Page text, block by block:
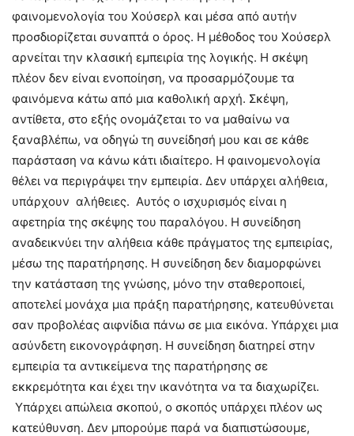
φαινομενολογία του Χούσερλ και μέσα από αυτήν
προσδιορίζεται συναπτά ο όρος. Η μέθοδος του Χούσερλ
αρνείται την κλασική εμπειρία της λογικής. Η σκέψη
πλέον δεν είναι ενοποίηση, να προσαρμόζουμε τα
φαινόμενα κάτω από μια καθολική αρχή. Σκέψη,
αντίθετα, στο εξής ονομάζεται το να μαθαίνω να
ξαναβλέπω, να οδηγώ τη συνείδησή μου και σε κάθε
παράσταση να κάνω κάτι ιδιαίτερο. Η φαινομενολογία
θέλει να περιγράψει την εμπειρία. Δεν υπάρχει αλήθεια,
υπάρχουν αλήθειες. Αυτός ο ισχυρισμός είναι η
αφετηρία της σκέψης του παραλόγου. Η συνείδηση
αναδεικνύει την αλήθεια κάθε πράγματος της εμπειρίας,
μέσω της παρατήρησης. Η συνείδηση δεν διαμορφώνει
την κατάσταση της γνώσης, μόνο την σταθεροποιεί,
αποτελεί μονάχα μια πράξη παρατήρησης, κατευθύνεται
σαν προβολέας αιφνίδια πάνω σε μια εικόνα. Υπάρχει μια
ασύνδετη εικονογράφηση. Η συνείδηση διατηρεί στην
εμπειρία τα αντικείμενα της παρατήρησης σε
εκκρεμότητα και έχει την ικανότητα να τα διαχωρίζει.
Υπάρχει απώλεια σκοπού, ο σκοπός υπάρχει πλέον ως
κατεύθυνση. Δεν μπορούμε παρά να διαπιστώσουμε,